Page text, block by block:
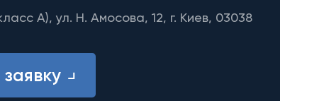
A), ул. Н. Амосова, 12, г. Киев, 03038